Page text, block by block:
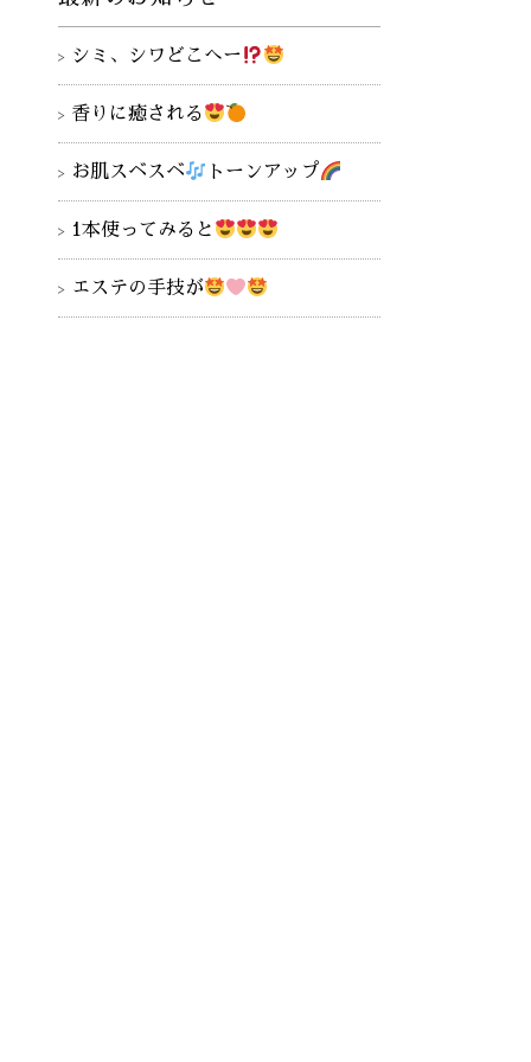
シミ、シワどこへー
香りに癒される
お肌スベスベ トーンアップ
1本使ってみると
エステの手技が